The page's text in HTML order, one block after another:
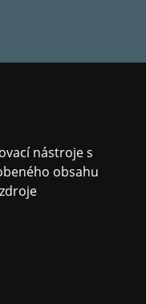
nástroje s
obsahu